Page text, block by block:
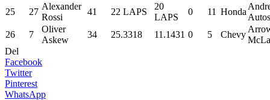
25
27
Alexander
Rossi
41 22 LAPS
20
LAPS
0 11 Honda
26
7
Oliver
Askew
34 25.3318 11.1431 0 5 Chevy
Del
Facebook
Twitter
Pinterest
WhatsApp